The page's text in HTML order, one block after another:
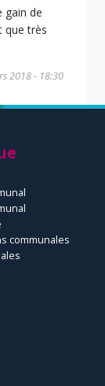
gain de
que très
2018 - 18:30
communales